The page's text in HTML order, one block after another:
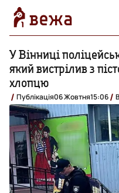
У Вінниці
який вистрілив з
хлопцю
Публікація06 Жовтня15:06